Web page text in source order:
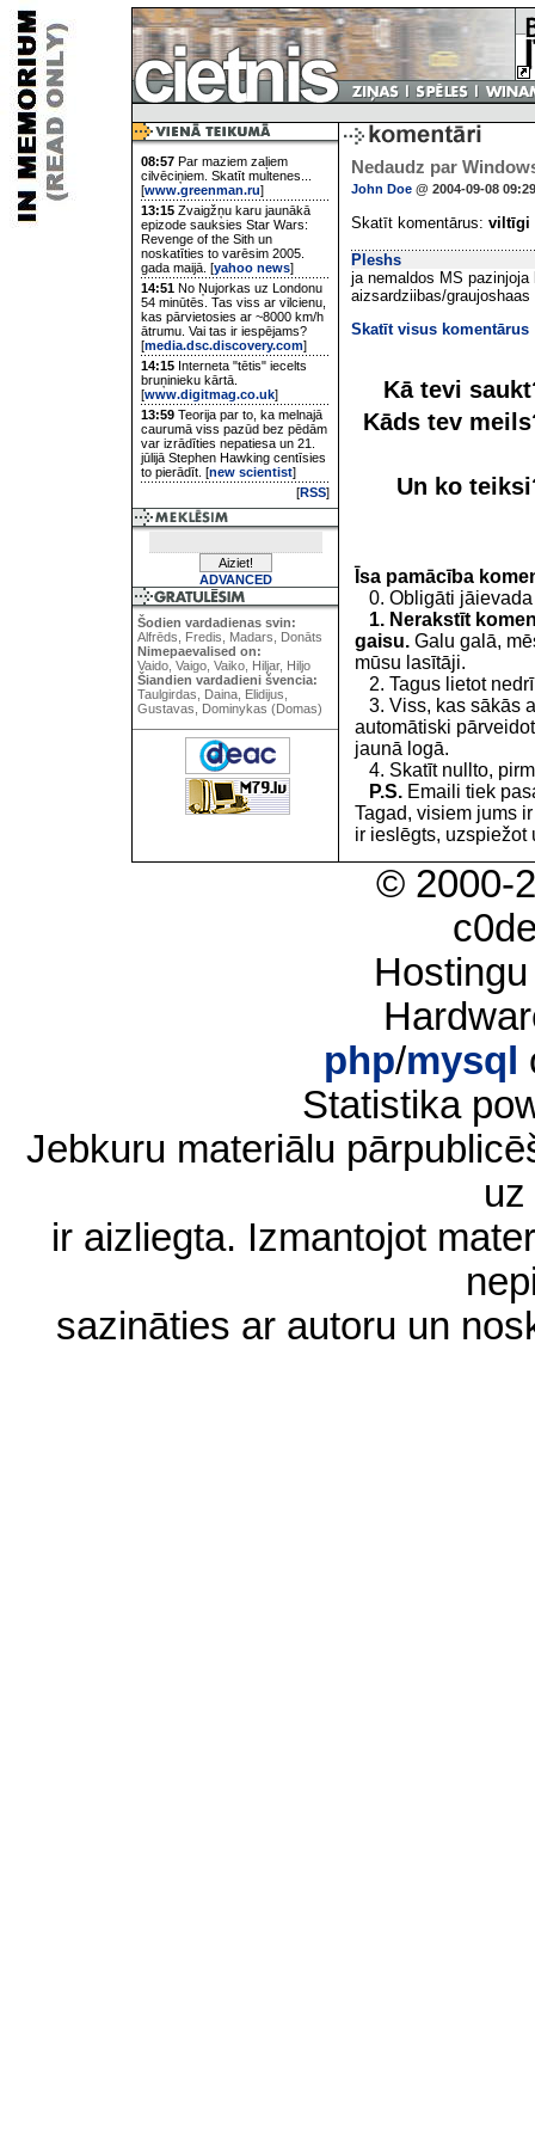
08:57 Par maziem zaļiem
cilvēciņiem. Skatīt multenes...
[www.greenman.ru]
13:15 Zvaigžņu karu jaunākā
epizode sauksies Star Wars:
Revenge of the Sith un
noskatīties to varēsim 2005.
gada maijā. [yahoo news]
14:51 No Ņujorkas uz Londonu
54 minūtēs. Tas viss ar vilcienu,
kas pārvietosies ar ~8000 km/h
ātrumu. Vai tas ir iespējams?
[media.dsc.discovery.com]
14:15 Interneta "tētis" iecelts
bruņinieku kārtā.
[www.digitmag.co.uk]
13:59 Teorija par to, ka melnajā
caurumā viss pazūd bez pēdām
var izrādīties nepatiesa un 21.
jūlijā Stephen Hawking centīsies
to pierādīt. [new scientist]
[RSS]
ADVANCED
Šodien vardadienas svin:
Alfrēds, Fredis, Madars, Donāts
Nimepaevalised on:
Vaido, Vaigo, Vaiko, Hiljar, Hiljo
Šiandien vardadieni švencia:
Taulgirdas, Daina, Elidijus,
Gustavas, Dominykas (Domas)
Nedaudz par
John Doe @ 2004-09-08 09:29
Skatīt komentārus: viltīgi
Pleshs
ja nemaldos MS
aizsardziibas/
Skatīt visus komentārus
Kā tevi
Kāds tev
Un ko
Īsa pamācība
0. Obligāti jāievada
1. Nerakstīt
gaisu. Galu galā,
mūsu lasītāji.
2. Tagus lietot
3. Viss, kas sākās
automātiski
jaunā logā.
4. Skatīt nullto,
P.S. Emaili tiek
Tagad, visiem jums
ir ieslēgts, uzspiežot
© 2000-
php/mysql
Statistika
Jebkuru materiālu
ir aizliegta. Izmantojot
sazināties ar autoru un